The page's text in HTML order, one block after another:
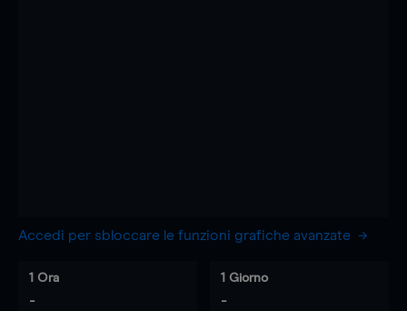
Accedi per sbloccare le funzioni grafiche avanzate
1 Ora
-
1 Giorno
-